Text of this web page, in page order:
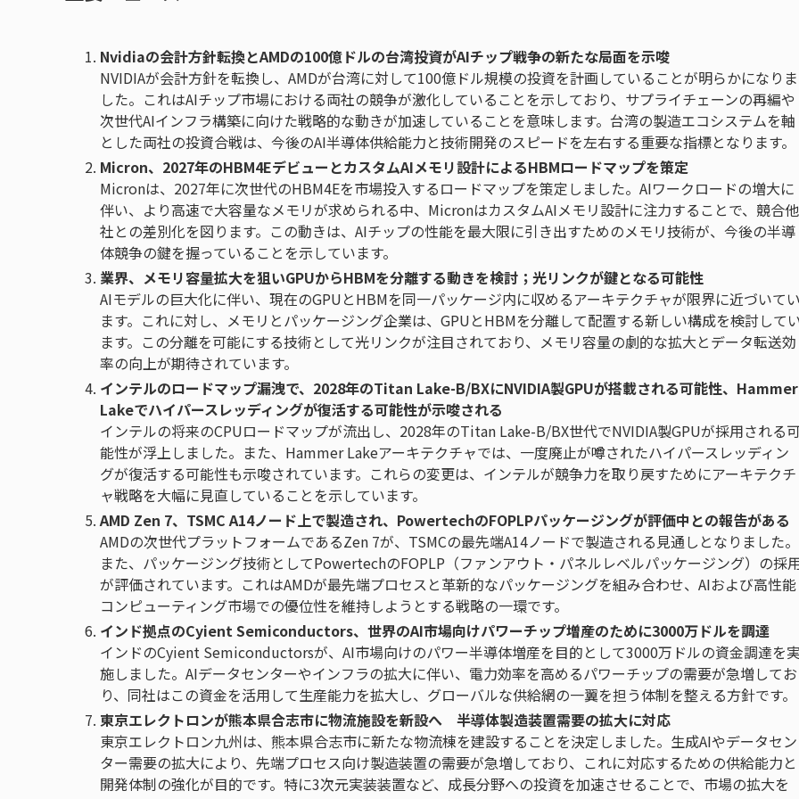
Nvidiaの会計方針転換とAMDの100億ドルの台湾投資がAIチップ戦争の新たな局面を示唆
NVIDIAが会計方針を転換し、AMDが台湾に対して100億ドル規模の投資を計画していることが明らかになりま
した。これはAIチップ市場における両社の競争が激化していることを示しており、サプライチェーンの再編や
次世代AIインフラ構築に向けた戦略的な動きが加速していることを意味します。台湾の製造エコシステムを軸
とした両社の投資合戦は、今後のAI半導体供給能力と技術開発のスピードを左右する重要な指標となります。
Micron、2027年のHBM4EデビューとカスタムAIメモリ設計によるHBMロードマップを策定
Micronは、2027年に次世代のHBM4Eを市場投入するロードマップを策定しました。AIワークロードの増大に
伴い、より高速で大容量なメモリが求められる中、MicronはカスタムAIメモリ設計に注力することで、競合他
社との差別化を図ります。この動きは、AIチップの性能を最大限に引き出すためのメモリ技術が、今後の半導
体競争の鍵を握っていることを示しています。
業界、メモリ容量拡大を狙いGPUからHBMを分離する動きを検討；光リンクが鍵となる可能性
AIモデルの巨大化に伴い、現在のGPUとHBMを同一パッケージ内に収めるアーキテクチャが限界に近づいて
ます。これに対し、メモリとパッケージング企業は、GPUとHBMを分離して配置する新しい構成を検討して
ます。この分離を可能にする技術として光リンクが注目されており、メモリ容量の劇的な拡大とデータ転送効
率の向上が期待されています。
インテルのロードマップ漏洩で、2028年のTitan Lake-B/BXにNVIDIA製GPUが搭載される可能性、Hammer
Lakeでハイパースレッディングが復活する可能性が示唆される
インテルの将来のCPUロードマップが流出し、2028年のTitan Lake-B/BX世代でNVIDIA製GPUが採用される
能性が浮上しました。また、Hammer Lakeアーキテクチャでは、一度廃止が噂されたハイパースレッディン
グが復活する可能性も示唆されています。これらの変更は、インテルが競争力を取り戻すためにアーキテクチ
ャ戦略を大幅に見直していることを示しています。
AMD Zen 7、TSMC A14ノード上で製造され、PowertechのFOPLPパッケージングが評価中との報告がある
AMDの次世代プラットフォームであるZen 7が、TSMCの最先端A14ノードで製造される見通しとなりました。
また、パッケージング技術としてPowertechのFOPLP（ファンアウト・パネルレベルパッケージング）の採
が評価されています。これはAMDが最先端プロセスと革新的なパッケージングを組み合わせ、AIおよび高性能
コンピューティング市場での優位性を維持しようとする戦略の一環です。
インド拠点のCyient Semiconductors、世界のAI市場向けパワーチップ増産のために3000万ドルを調達
インドのCyient Semiconductorsが、AI市場向けのパワー半導体増産を目的として3000万ドルの資金調達を
施しました。AIデータセンターやインフラの拡大に伴い、電力効率を高めるパワーチップの需要が急増してお
り、同社はこの資金を活用して生産能力を拡大し、グローバルな供給網の一翼を担う体制を整える方針です。
東京エレクトロンが熊本県合志市に物流施設を新設へ 半導体製造装置需要の拡大に対応
東京エレクトロン九州は、熊本県合志市に新たな物流棟を建設することを決定しました。生成AIやデータセン
ター需要の拡大により、先端プロセス向け製造装置の需要が急増しており、これに対応するための供給能力と
開発体制の強化が目的です。特に3次元実装装置など、成長分野への投資を加速させることで、市場の拡大を